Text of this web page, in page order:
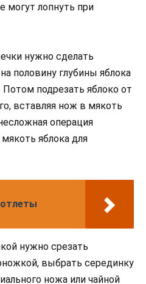
могут лопнуть при
нужно сделать
половину глубины яблока
подрезать яблоко от
вставляя нож в мякоть
операция
яблока для
нужно срезать
выбрать серединку
ножа или чайной